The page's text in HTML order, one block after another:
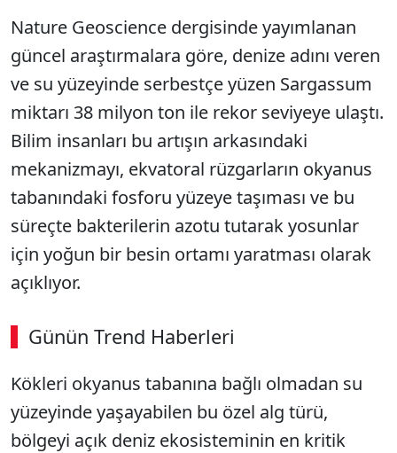
Nature Geoscience dergisinde yayımlanan
güncel araştırmalara göre, denize adını veren
ve su yüzeyinde serbestçe yüzen Sargassum
miktarı 38 milyon ton ile rekor seviyeye ulaştı.
Bilim insanları bu artışın arkasındaki
mekanizmayı, ekvatoral rüzgarların okyanus
tabanındaki fosforu yüzeye taşıması ve bu
süreçte bakterilerin azotu tutarak yosunlar
için yoğun bir besin ortamı yaratması olarak
açıklıyor.
Günün Trend Haberleri
00:02 / 08:06
Sesi Aç
Kökleri okyanus tabanına bağlı olmadan su
yüzeyinde yaşayabilen bu özel alg türü,
bölgeyi açık deniz ekosisteminin en kritik